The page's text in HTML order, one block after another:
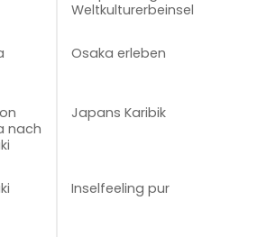
Weltkulturerbeinsel
Osaka erleben
nach
Japans Karibik
Inselfeeling pur